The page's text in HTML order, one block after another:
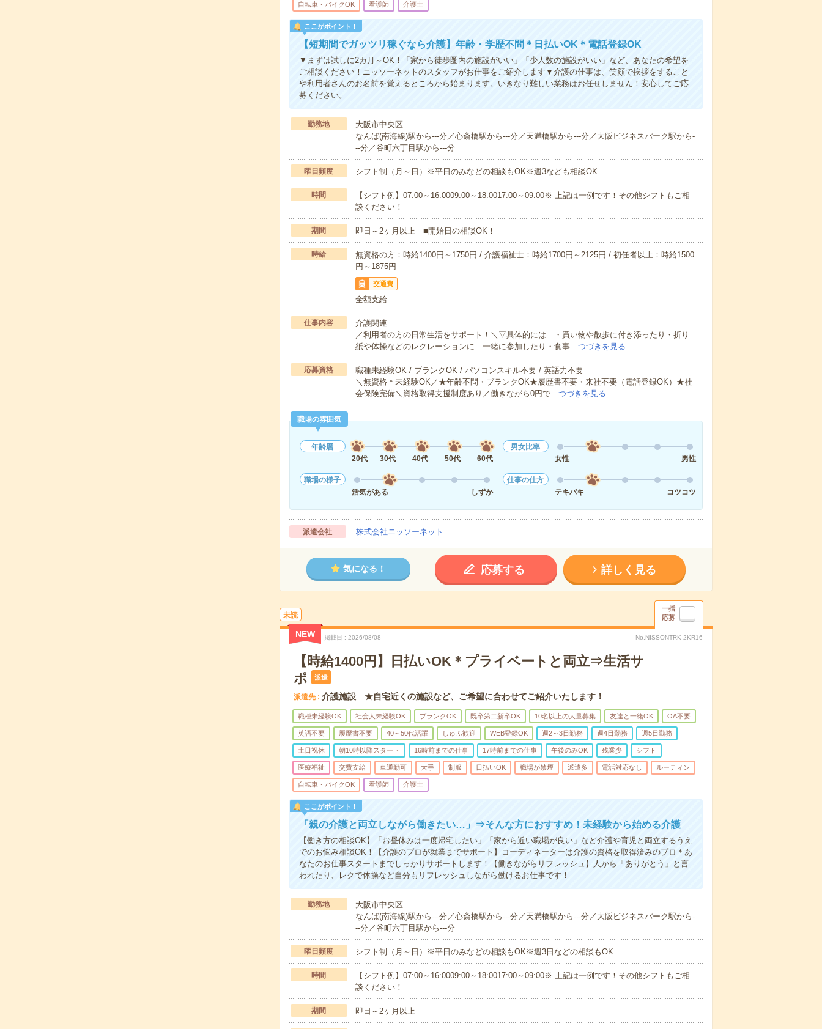
自転車・バイクOK 看護師 介護士
ここがポイント！
【短期間でガッツリ稼ぐなら介護】年齢・学歴不問＊日払いOK＊電話登録OK
▼まずは試しに2カ月～OK！「家から徒歩圏内の施設がいい」「少人数の施設がいい」など、あなたの希望を
ご相談ください！ニッソーネットのスタッフがお仕事をご紹介します▼介護の仕事は、笑顔で挨拶をすること
や利用者さんのお名前を覚えるところから始まります。いきなり難しい業務はお任せしません！安心してご応
募ください。
勤務地
大阪市中央区
なんば(南海線)駅から---分／心斎橋駅から---分／天満橋駅から---分／大阪ビジネスパーク駅から-
--分／谷町六丁目駅から---分
曜日頻度 シフト制（月～日）※平日のみなどの相談もOK※週3なども相談OK
時間
【シフト例】07:00～16:0009:00～18:0017:00～09:00※ 上記は一例です！その他シフトもご相
談ください！
期間 即日～2ヶ月以上 ■開始日の相談OK！
時給
無資格の方：時給1400円～1750円 / 介護福祉士：時給1700円～2125円 / 初任者以上：時給1500
円～1875円
交通費
全額支給
仕事内容
介護関連
／利用者の方の日常生活をサポート！＼▽具体的には…・買い物や散歩に付き添ったり・折り
紙や体操などのレクレーションに 一緒に参加したり・食事… つづきを見る
応募資格
職種未経験OK / ブランクOK / パソコンスキル不要 / 英語力不要
＼無資格＊未経験OK／★年齢不問・ブランクOK★履歴書不要・来社不要（電話登録OK）★社
会保険完備＼資格取得支援制度あり／働きながら0円で… つづきを見る
職場の雰囲気
年齢層
20代
30代 40代 50代 60代
男女比率
女性
男性
職場の様子
活気がある
しずか
仕事の仕方
テキパキ
コツコツ
派遣会社 株式会社ニッソーネット
気になる！ 応募する 詳しく見る
未読
一括
応募
NEW 掲載日 2026/08/08 No.NISSONTRK-2KR16
【時給1400円】日払いOK＊プライベートと両立⇒生活サ
ポ
派遣
派遣先 介護施設 ★自宅近くの施設など、ご希望に合わせてご紹介いたします！
職種未経験OK 社会人未経験OK ブランクOK 既卒第二新卒OK 10名以上の大量募集 友達と一緒OK OA不要
英語不要 履歴書不要 40～50代活躍 しゅふ歓迎 WEB登録OK 週2～3日勤務 週4日勤務 週5日勤務
土日祝休 朝10時以降スタート 16時前までの仕事 17時前までの仕事 午後のみOK 残業少 シフト
医療福祉 交費支給 車通勤可 大手 制服 日払いOK 職場が禁煙 派遣多 電話対応なし ルーティン
自転車・バイクOK 看護師 介護士
ここがポイント！
「親の介護と両立しながら働きたい…」⇒そんな方におすすめ！未経験から始める介護
【働き方の相談OK】「お昼休みは一度帰宅したい」「家から近い職場が良い」など介護や育児と両立するうえ
でのお悩み相談OK！【介護のプロが就業までサポート】コーディネーターは介護の資格を取得済みのプロ＊あ
なたのお仕事スタートまでしっかりサポートします！【働きながらリフレッシュ】人から「ありがとう」と言
われたり、レクで体操など自分もリフレッシュしながら働けるお仕事です！
勤務地
大阪市中央区
なんば(南海線)駅から---分／心斎橋駅から---分／天満橋駅から---分／大阪ビジネスパーク駅から-
--分／谷町六丁目駅から---分
曜日頻度 シフト制（月～日）※平日のみなどの相談もOK※週3日などの相談もOK
時間
【シフト例】07:00～16:0009:00～18:0017:00～09:00※ 上記は一例です！その他シフトもご相
談ください！
期間 即日～2ヶ月以上